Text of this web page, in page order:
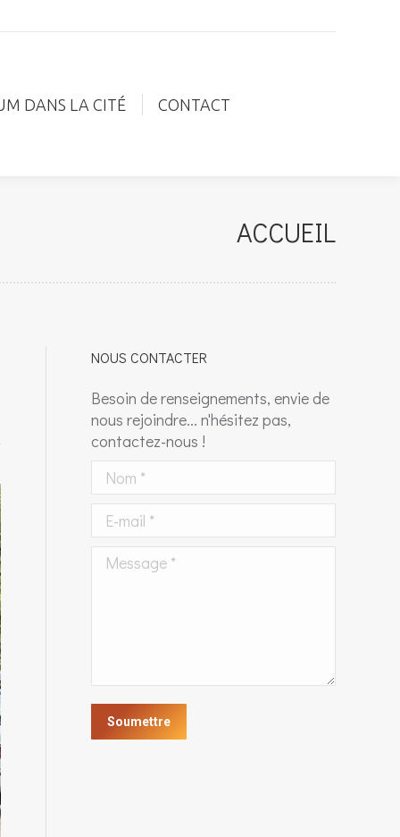
DANS LA CITÉ CONTACT
ACCUEIL
NOUS CONTACTER
Besoin de renseignements, envie de
nous rejoindre... n'hésitez pas,
contactez-nous !
Nom *
E-mail *
Message *
Soumettre